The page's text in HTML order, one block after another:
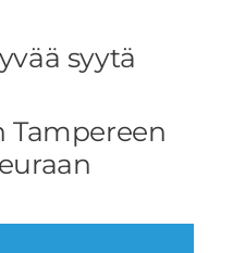
syytä